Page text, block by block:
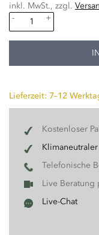
inkl. MwSt., zzgl.
-
+
Lieferzeit: 7–12
Kostenloser
Telefonische
Live Beratung
Live-Chat